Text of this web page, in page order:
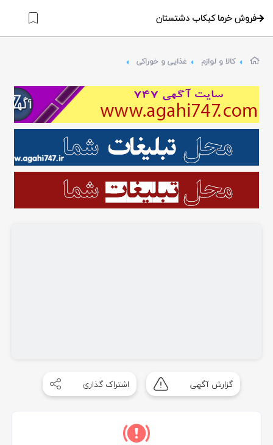
فروش خرما کبکاب دشتستان
کالا و لوازم غذایی و خوراکی
گزارش آگهی اشتراک گذاری